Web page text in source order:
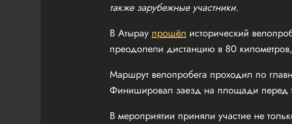
также зарубежные участники.
В Атырау прошёл исторический
преодолели дистанцию в 80
Маршрут велопробега проходил по
Финишировал заезд на площади перед
В мероприятии приняли участие не